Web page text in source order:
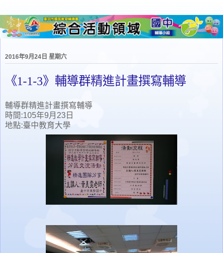
2016年9月24日 星期六
《1-1-3》輔導群精進計畫撰寫輔導
輔導群精進計畫撰寫輔導
時間:105年9月23日
地點:臺中教育大學